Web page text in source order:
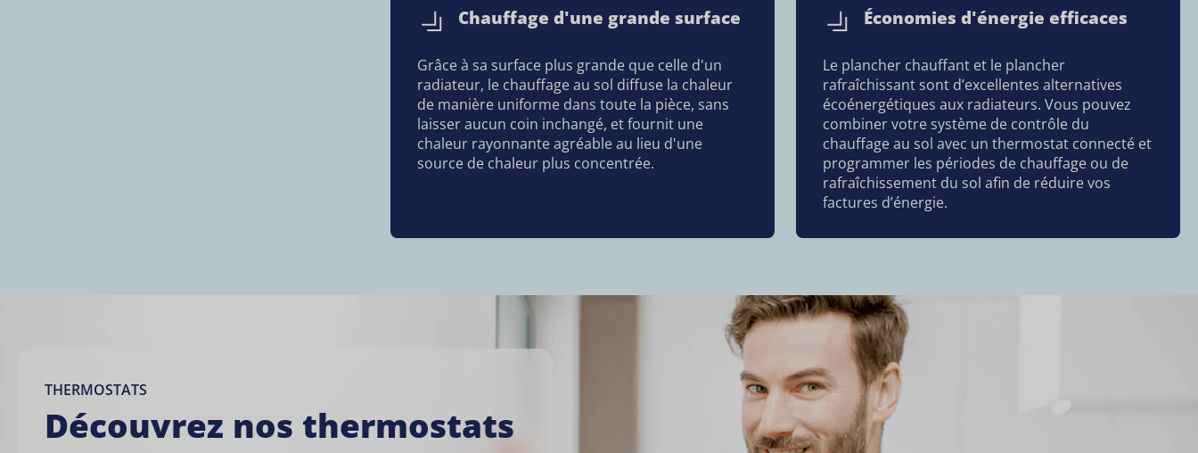
Chauffage d'une grande surface
Grâce à sa surface plus grande que celle d'un
radiateur, le chauffage au sol diffuse la chaleur
de manière uniforme dans toute la pièce, sans
laisser aucun coin inchangé, et fournit une
chaleur rayonnante agréable au lieu d'une
source de chaleur plus concentrée.
Économies d'énergie efficaces
Le plancher chauffant et le plancher
rafraîchissant sont d’excellentes alternatives
écoénergétiques aux radiateurs. Vous pouvez
combiner votre système de contrôle du
chauffage au sol avec un thermostat connecté et
programmer les périodes de chauffage ou de
rafraîchissement du sol afin de réduire vos
factures d’énergie.
THERMOSTATS
Découvrez nos thermostats